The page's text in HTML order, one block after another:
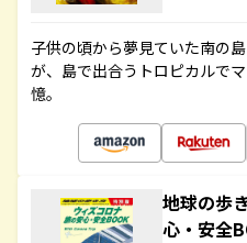
子供の頃から夢見ていた南の
が、島で出合うトロピカルで
憶。
地球の歩
心・安全